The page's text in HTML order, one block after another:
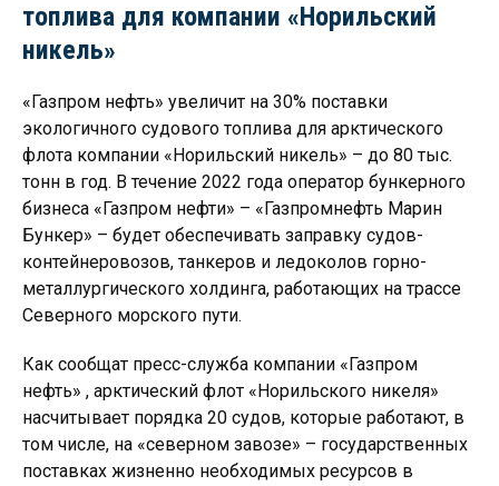
топлива для компании «Норильский
никель»
«Газпром нефть» увеличит на 30% поставки
экологичного судового топлива для арктического
флота компании «Норильский никель» – до 80 тыс.
тонн в год. В течение 2022 года оператор бункерного
бизнеса «Газпром нефти» – «Газпромнефть Марин
Бункер» – будет обеспечивать заправку судов-
контейнеровозов, танкеров и ледоколов горно-
металлургического холдинга, работающих на трассе
Северного морского пути.
Как сообщат пресс-служба компании «Газпром
нефть» , арктический флот «Норильского никеля»
насчитывает порядка 20 судов, которые работают, в
том числе, на «северном завозе» – государственных
поставках жизненно необходимых ресурсов в